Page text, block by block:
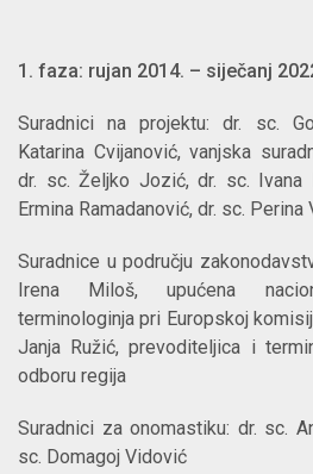
1. faza: rujan 2014. – siječanj
Suradnici na projektu: dr. sc.
Katarina Cvijanović, vanjska
dr. sc. Željko Jozić, dr. sc. Ivana
Ermina Ramadanović, dr. sc. Perina
Suradnice u području
Irena Miloš, upućena
terminologinja pri Europskoj
Janja Ružić, prevoditeljica i
odboru regija
Suradnici za onomastiku: dr. sc.
sc. Domagoj Vidović